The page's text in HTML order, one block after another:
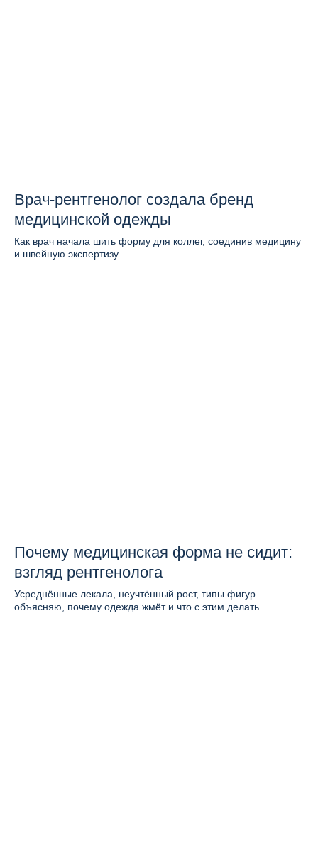
Врач-рентгенолог создала бренд
медицинской одежды
Как врач начала шить форму для коллег, соединив медицину
и швейную экспертизу.
Почему медицинская форма не сидит:
взгляд рентгенолога
Усреднённые лекала, неучтённый рост, типы фигур –
объясняю, почему одежда жмёт и что с этим делать.